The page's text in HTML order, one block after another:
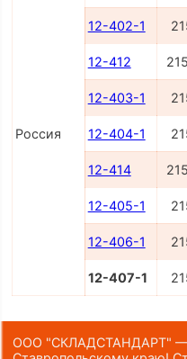
Россия
12-402-1
12-412
12-403-1
12-404-1
12-414
12-405-1
12-406-1
12-407-1
ООО "СКЛАДСТАНДАРТ" —